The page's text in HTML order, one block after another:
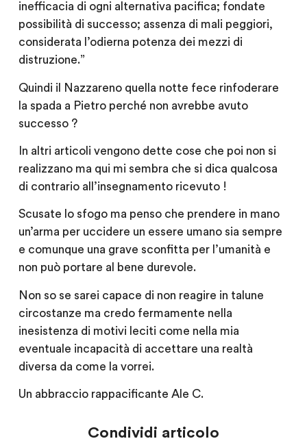
inefficacia di ogni alternativa pacifica; fondate
possibilità di successo; assenza di mali peggiori,
considerata l’odierna potenza dei mezzi di
distruzione.”
Quindi il Nazzareno quella notte fece rinfoderare
la spada a Pietro perché non avrebbe avuto
successo ?
In altri articoli vengono dette cose che poi non si
realizzano ma qui mi sembra che si dica qualcosa
di contrario all’insegnamento ricevuto !
Scusate lo sfogo ma penso che prendere in mano
un’arma per uccidere un essere umano sia sempre
e comunque una grave sconfitta per l’umanità e
non può portare al bene durevole.
Non so se sarei capace di non reagire in talune
circostanze ma credo fermamente nella
inesistenza di motivi leciti come nella mia
eventuale incapacità di accettare una realtà
diversa da come la vorrei.
Un abbraccio rappacificante Ale C.
Condividi articolo